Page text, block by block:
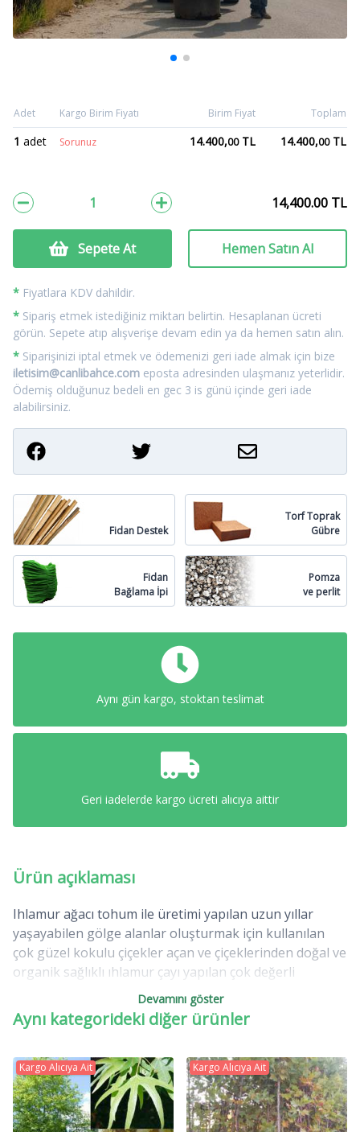
Adet Kargo Birim Fiyatı Birim Fiyat Toplam
1 adet Sorunuz 14.400,00TL 14.400,00TL
14,400.00 TL
Sepete At Hemen Satın Al
* Fiyatlara KDV dahildir.
* Sipariş etmek istediğiniz miktarı belirtin. Hesaplanan ücreti
görün. Sepete atıp alışverişe devam edin ya da hemen satın alın.
* Siparişinizi iptal etmek ve ödemenizi geri iade almak için bize
iletisim@canlibahce.com eposta adresinden ulaşmanız yeterlidir.
Ödemiş olduğunuz bedeli en gec 3 is günü içinde geri iade
alabilirsiniz.
Fidan Destek
Torf Toprak
Gübre
Fidan
Bağlama İpi
Pomza
ve perlit
Aynı gün kargo, stoktan teslimat
Geri iadelerde kargo ücreti alıcıya aittir
Ürün açıklaması
Ihlamur ağacı tohum ile üretimi yapılan uzun yıllar
yaşayabilen gölge alanlar oluşturmak için kullanılan
çok güzel kokulu çiçekler açan ve çiçeklerinden doğal ve
organik sağlıklı ıhlamur çayı yapılan çok değerli
ağaçlarımızın başında gelir .Türkiye'de bir çok ıhlamur
ağacı ormanları mevcuttur.Özellikle marmara
bölgesinde çok yoğun ıhlamur ağacı ormanları vardır.
ağaçlarımızın başında gelir . Güneşli ortamlardan
hoşlanır. Soğuk hava dayanımı yüksektir.
Devamını göster
Aynı kategorideki diğer ürünler
Kargo Alıcıya Ait Kargo Alıcıya Ait